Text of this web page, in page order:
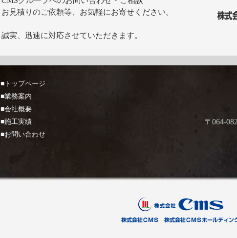
お見積りのご依頼等、お気軽にお寄せください。
誠実、迅速に対応させていただきます。
■トップページ
■業務案内
■会社概要
■施工実績
■お問い合わせ
〒064-